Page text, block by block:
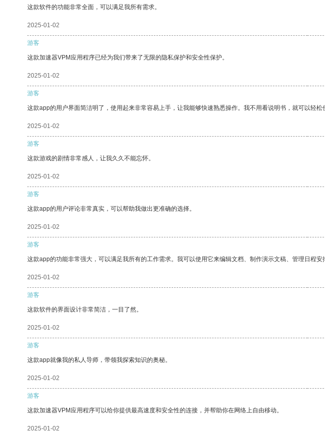
这款软件的功能非常全面，可以满足我所有需求。
2025-01-02
游客
这款加速器VPM应用程序已经为我们带来了无限的隐私保护和安全性保护。
2025-01-02
游客
这款app的用户界面简洁明了，使用起来非常容易上手，让我能够快速熟悉操作。我不用看说明书，就可以轻松
2025-01-02
游客
这款游戏的剧情非常感人，让我久久不能忘怀。
2025-01-02
游客
这款app的用户评论非常真实，可以帮助我做出更准确的选择。
2025-01-02
游客
这款app的功能非常强大，可以满足我所有的工作需求。我可以使用它来编辑文档、制作演示文稿、管理日程安
2025-01-02
游客
这款软件的界面设计非常简洁，一目了然。
2025-01-02
游客
这款app就像我的私人导师，带领我探索知识的奥秘。
2025-01-02
游客
这款加速器VPM应用程序可以给你提供最高速度和安全性的连接，并帮助你在网络上自由移动。
2025-01-02